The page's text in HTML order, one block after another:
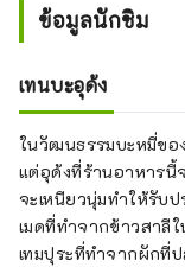
ข้อมูลนักชิม
เทนบะอุด้ง
ในวัฒนธรรมบะหมี่ขอ
แต่อุด้งที่ร้านอาหารนี้
จะเหนียวนุ่มทำให้รับ
เมดที่ทำจากข้าวสาลี
เทมปุระที่ทำจากผักที่